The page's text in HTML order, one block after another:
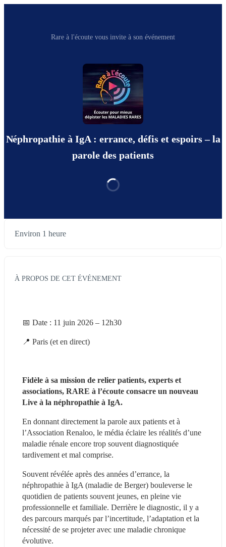
Rare à l'écoute vous invite à son événement
Néphropathie à IgA : errance, défis et espoirs – la
parole des patients
Environ 1 heure
À PROPOS DE CET ÉVÉNEMENT
📅 Date : 11 juin 2026 – 12h30
📍 Paris (et en direct)
Fidèle à sa mission de relier patients, experts et
associations, RARE à l’écoute consacre un nouveau
Live à la néphropathie à IgA.
En donnant directement la parole aux patients et à
l’Association Renaloo, le média éclaire les réalités d’une
maladie rénale encore trop souvent diagnostiquée
tardivement et mal comprise.
Souvent révélée après des années d’errance, la
néphropathie à IgA (maladie de Berger) bouleverse le
quotidien de patients souvent jeunes, en pleine vie
professionnelle et familiale. Derrière le diagnostic, il y a
des parcours marqués par l’incertitude, l’adaptation et la
nécessité de se projeter avec une maladie chronique
évolutive.